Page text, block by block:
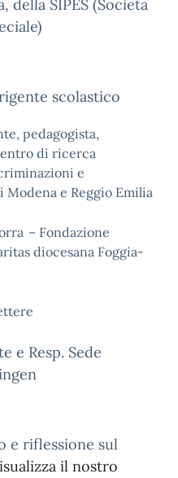
della SIPES (Società
scolastico
pedagogista,
di ricerca
e
e Reggio Emilia
– Fondazione
diocesana Foggia-
e Resp. Sede
e riflessione sul
il nostro